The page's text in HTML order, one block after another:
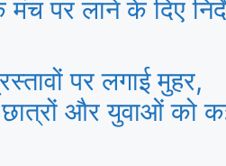
मंच पर लाने के दिए
पर लगाई मुहर,
और युवाओं को